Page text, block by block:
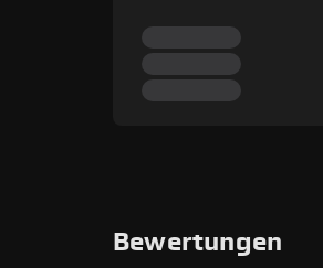
Bewertungen